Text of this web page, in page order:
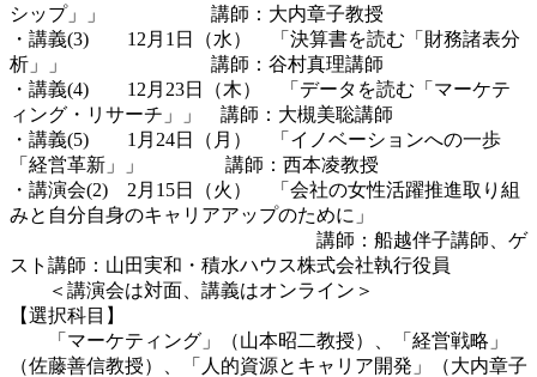
シップ」」 講師：大内章子教授
・講義(3) 12月1日（水） 「決算書を読む「財務諸表分
析」」 講師：谷村真理講師
・講義(4) 12月23日（木） 「データを読む「マーケテ
ィング・リサーチ」」 講師：大槻美聡講師
・講義(5) 1月24日（月） 「イノベーションへの一歩
「経営革新」」 講師：西本凌教授
・講演会(2) 2月15日（火） 「会社の女性活躍推進取り組
みと自分自身のキャリアアップのために」
講師：船越伴子講師、ゲ
スト講師：山田実和・積水ハウス株式会社執行役員
＜講演会は対面、講義はオンライン＞
【選択科目】
「マーケティング」（山本昭二教授）、「経営戦略」
（佐藤善信教授）、「人的資源とキャリア開発」（大内章子